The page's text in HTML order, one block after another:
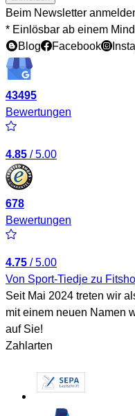
Beim Newsletter
* Einlösbar ab einem
Blog
Facebook
43495
Bewertungen
4.85 / 5.00
678
Bewertungen
4.75 / 5.00
Von Sport-Tiedje zu
Seit Mai 2024 treten wir
mit einem neuen Namen
auf Sie!
Zahlarten